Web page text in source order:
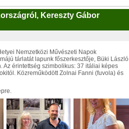
Kereszty Gábor
Nemzetközi Művészeti Napok
tárlatát lapunk főszerkesztője, Büki László
érintettség szimbolikus: 37 itáliai képes
Közreműködött Zolnai Fanni (fuvola) és